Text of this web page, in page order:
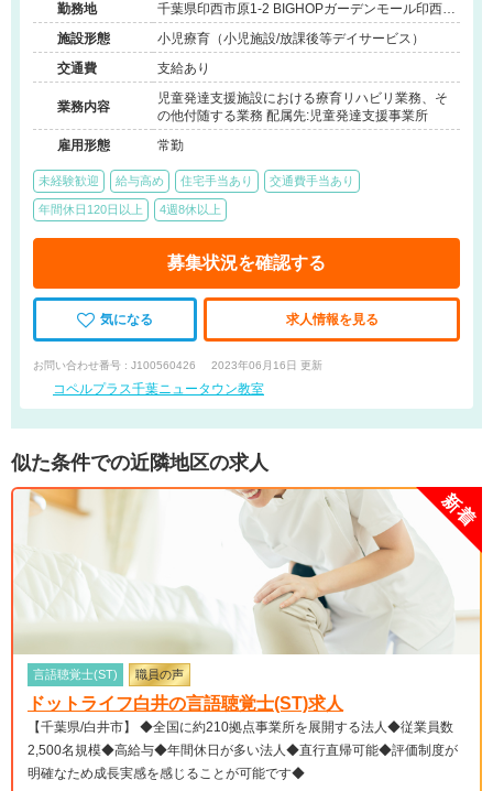
勤務地
千葉県印西市原1-2 BIGHOPガーデンモール印西駅
前ビレッジ
施設形態
小児療育（小児施設/放課後等デイサービス）
交通費
支給あり
業務内容
児童発達支援施設における療育リハビリ業務、そ
の他付随する業務 配属先:児童発達支援事業所
雇用形態
常勤
未経験歓迎 給与高め 住宅手当あり 交通費手当あり
年間休日120日以上 4週8休以上
募集状況を確認する
気になる 求人情報を見る
お問い合わせ番号 : J100560426 2023年06月16日 更新
コペルプラス千葉ニュータウン教室
似た条件での近隣地区の求人
言語聴覚士(ST) 職員の声
ドットライフ白井の言語聴覚士(ST)求人
【千葉県/白井市】 ◆全国に約210拠点事業所を展開する法人◆従業員数
2,500名規模◆高給与◆年間休日が多い法人◆直行直帰可能◆評価制度が
明確なため成長実感を感じることが可能です◆